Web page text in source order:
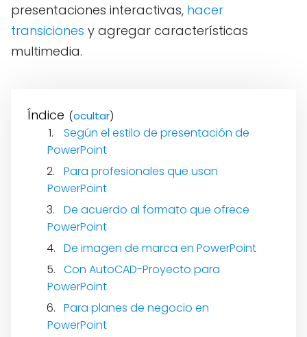
presentaciones interactivas, hacer
transiciones y agregar características
multimedia.
Índice ( )
Según el estilo de presentación de
PowerPoint
Para profesionales que usan
PowerPoint
De acuerdo al formato que ofrece
PowerPoint
De imagen de marca en PowerPoint
Con AutoCAD-Proyecto para
PowerPoint
Para planes de negocio en
PowerPoint